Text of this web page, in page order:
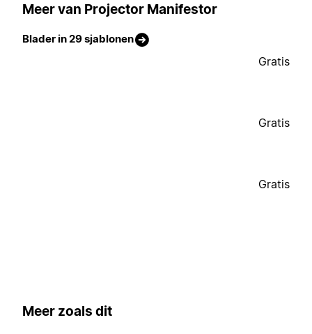
Meer van Projector Manifestor
Blader in 29 sjablonen
Gratis
Gratis
Gratis
Meer zoals dit